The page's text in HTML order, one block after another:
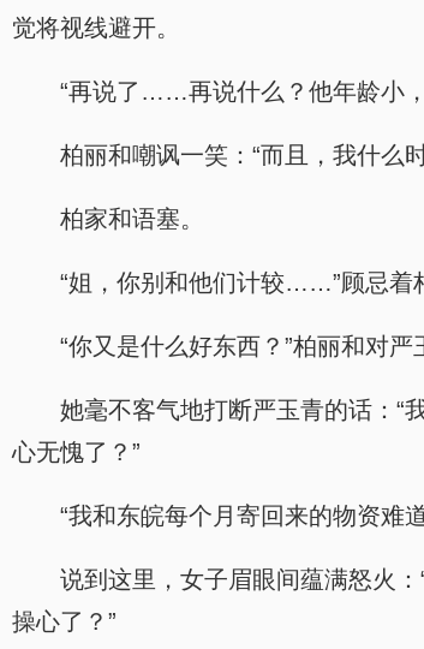
觉将视线避开。
“再说了……再说什么？他年龄小
柏丽和嘲讽一笑：“而且，我什么
柏家和语塞。
“姐，你别和他们计较……”顾忌着
“你又是什么好东西？”柏丽和对严
她毫不客气地打断严玉青的话：“
心无愧了？”
“我和东皖每个月寄回来的物资难
说到这里，女子眉眼间蕴满怒火
操心了？”